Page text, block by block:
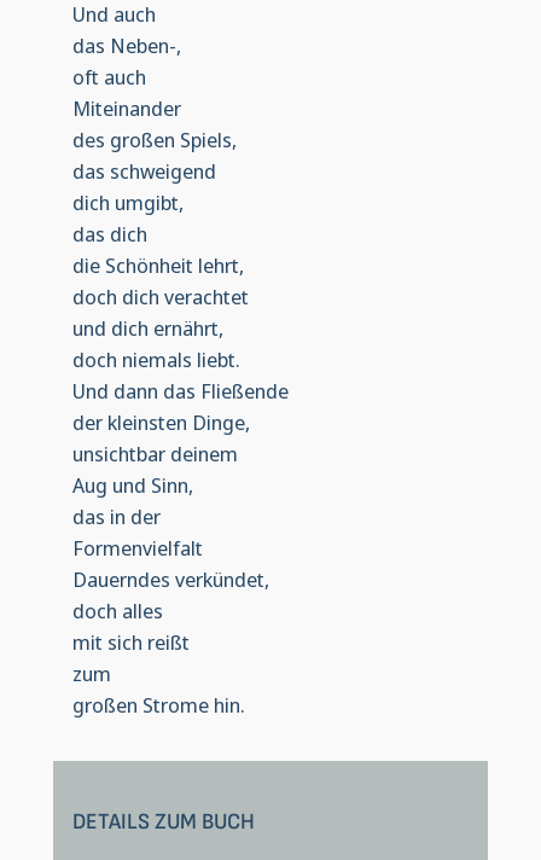
Und auch
das Neben-,
oft auch
Miteinander
des großen Spiels,
das schweigend
dich umgibt,
das dich
die Schönheit lehrt,
doch dich verachtet
und dich ernährt,
doch niemals liebt.
Und dann das Fließende
der kleinsten Dinge,
unsichtbar deinem
Aug und Sinn,
das in der
Formenvielfalt
Dauerndes verkündet,
doch alles
mit sich reißt
zum
großen Strome hin.
DETAILS ZUM BUCH